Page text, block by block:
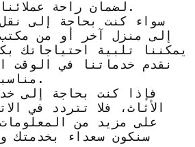
لضمان راحة عملائنا وحماية أثاثهم.
سواء كنت بحاجة إلى
إلى منزل آخر أو من
يمكننا تلبية احتياجاتك
نقدم خدماتنا في الوقت
مناسبة لجميع عملائنا.
فإذا كنت بحاجة إلى
الأثاث، فلا تتردد في
على مزيد من
سنكون سعداء بخدمتك